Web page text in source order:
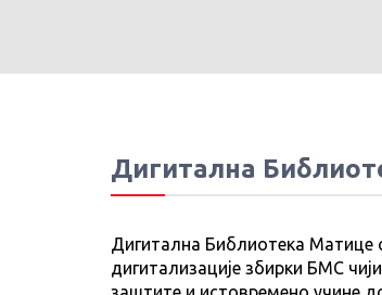
Дигитална
Дигитална Библиотека Матице
дигитализације збирки БМС